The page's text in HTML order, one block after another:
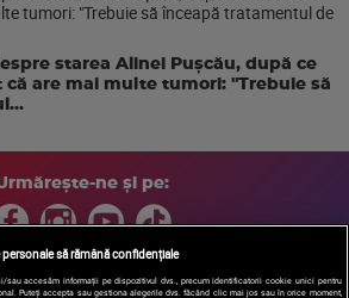
starea Alinei Pușcău, după ce
are mai multe tumori: "Trebuie să
ne și pe:
personale să rămână confidențiale
sau accesăm informații pe dispozitivul dvs., precum identificatorii cookie unici pentru
Puteți accepta sau gestiona alegerile dvs. făcând clic mai jos sau în orice moment,